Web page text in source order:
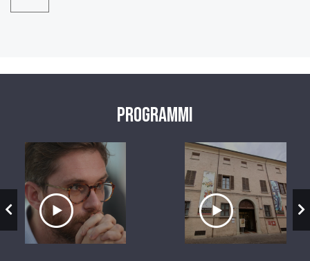
Programmi
Ascolta il servizio Ascolta il